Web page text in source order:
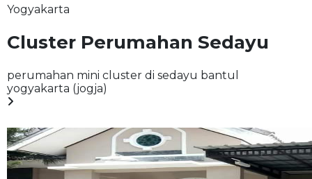
Yogyakarta
Cluster Perumahan Sedayu
perumahan mini cluster di sedayu bantul
yogyakarta (jogja)